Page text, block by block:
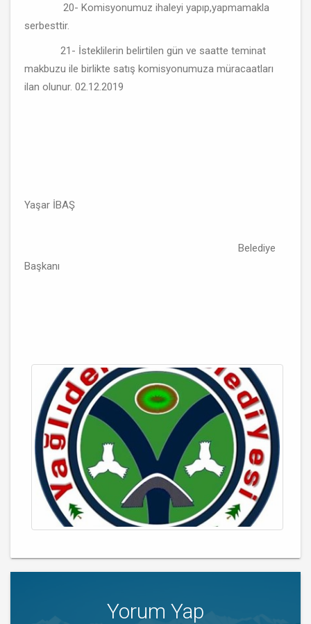
20- Komisyonumuz ihaleyi yapıp,yapmamakla
serbesttir.
21- İsteklilerin belirtilen gün ve saatte teminat
makbuzu ile birlikte satış komisyonumuza müracaatları
ilan olunur. 02.12.2019
Yaşar İBAŞ
Belediye
Başkanı
Yorum Yap